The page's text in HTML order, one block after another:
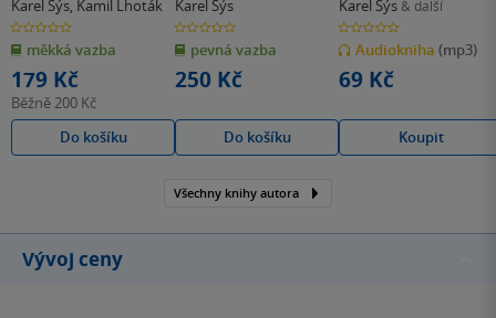
Karel Sýs, Kamil Lhoták
0.0
z
5
hvězdiček
měkká vazba
179 Kč
Běžně200 Kč
Do košíku
Karel Sýs
0.0
z
5
hvězdiček
pevná vazba
250 Kč
Do košíku
Karel Sýs & další
0.0
z
5
hvězdiček
Audiokniha (mp3)
69 Kč
Koupit
Všechny knihy autora
Vývoj ceny